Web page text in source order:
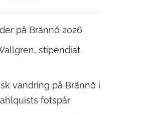
på Brännö 2026
stipendiat
vandring på Brännö i
fotspår